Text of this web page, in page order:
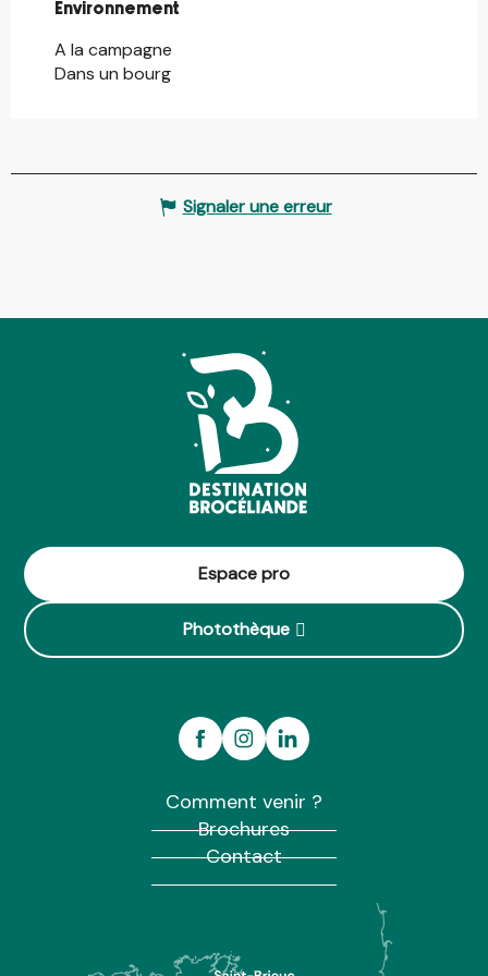
Environnement
Environnement
A la campagne
Dans un bourg
Signaler une erreur
Espace pro
Photothèque
Comment venir ?
Brochures
Contact